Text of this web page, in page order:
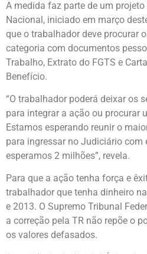
A medida faz parte de um
Nacional, iniciado em março
que o trabalhador deve procurar
categoria com documentos
Trabalho, Extrato do FGTS e
Benefício.
“O trabalhador poderá deixar os
para integrar a ação ou procurar
Estamos esperando reunir o
para ingressar no Judiciário com
esperamos 2 milhões”, revela.
Para que a ação tenha força e
trabalhador que tenha dinheiro
e 2013. O Supremo Tribunal
a correção pela TR não repõe o
os valores defasados.